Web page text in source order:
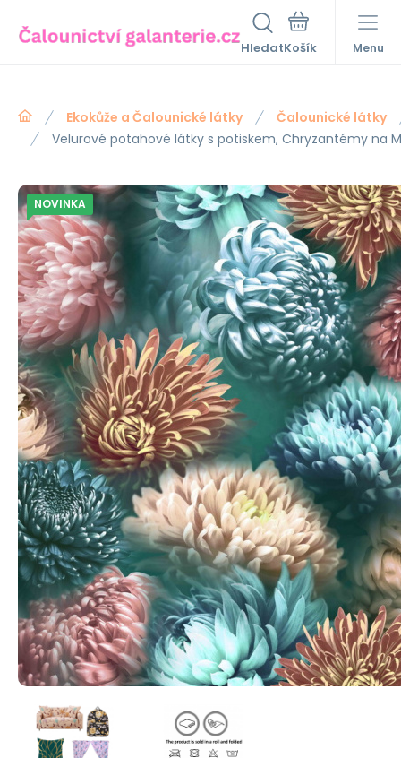
Hledat Menu
Ekokůže a Čalounické látky
Čalounické látky
Velurové potahové látky s potiskem, Chryzantémy na
NOVINKA